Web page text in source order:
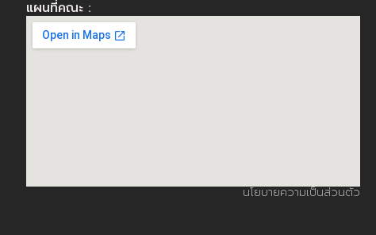
แผนที่คณะ :
นโยบายความเป็นส่วนตัว